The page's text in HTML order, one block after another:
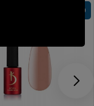
Без TPO